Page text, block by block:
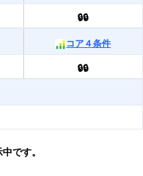
🔒🔒
コア４条件
🔒🔒
です。